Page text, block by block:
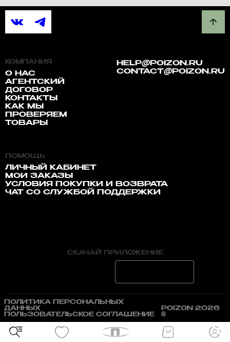
КОМПАНИЯ
О НАС
АГЕНТСКИЙ
ДОГОВОР
КОНТАКТЫ
КАК МЫ
ПРОВЕРЯЕМ
ТОВАРЫ
HELP@POIZON.RU
CONTACT@POIZON.RU
ПОМОЩЬ
ЛИЧНЫЙ КАБИНЕТ
МОИ ЗАКАЗЫ
УСЛОВИЯ ПОКУПКИ И ВОЗВРАТА
ЧАТ СО СЛУЖБОЙ ПОДДЕРЖКИ
СКАЧАЙ ПРИЛОЖЕНИЕ
ПОЛИТИКА ПЕРСОНАЛЬНЫХ
ДАННЫХ
ПОЛЬЗОВАТЕЛЬСКОЕ СОГЛАШЕНИЕ
POIZON 2026
©